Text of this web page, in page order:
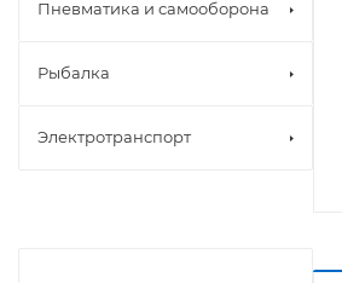
Пневматика и самооборона
Рыбалка
Электротранспорт